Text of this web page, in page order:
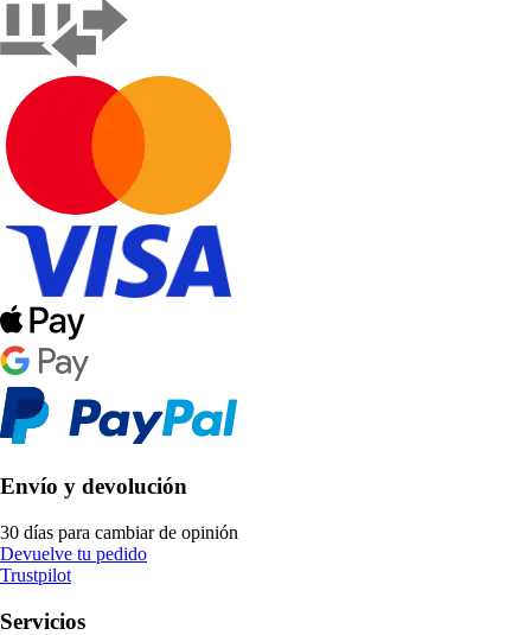
Envío y devolución
30 días para cambiar de opinión
Devuelve tu pedido
Trustpilot
Servicios